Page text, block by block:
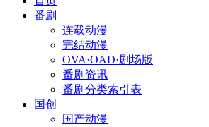
番剧
连载动漫
完结动漫
OVA·OAD·剧场版
番剧资讯
番剧分类索引表
国创
国产动漫